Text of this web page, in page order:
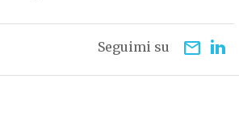
email
Seguimi su